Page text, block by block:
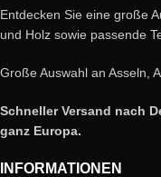
Entdecken Sie eine große
und Holz sowie passende
Große Auswahl an Asseln,
Schneller Versand nach
ganz Europa.
INFORMATIONEN